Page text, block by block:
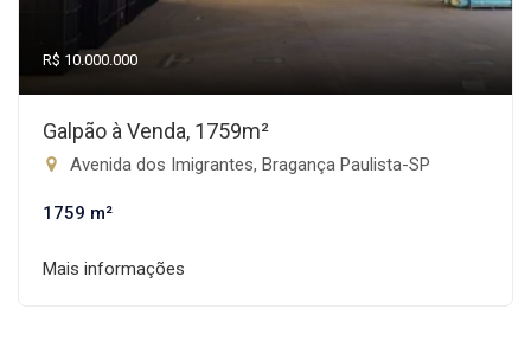
R$ 10.000.000
Galpão à Venda, 1759m²
Avenida dos Imigrantes, Bragança Paulista-SP
1759 m²
Mais informações